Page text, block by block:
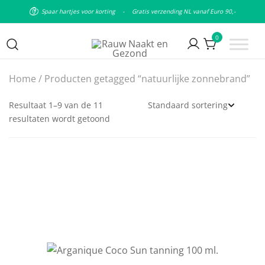
Spaar hartjes voor korting - Gratis verzending NL vanaf Euro 90,-
Rauw Naakt en Gezond
leefstijl
0
Home / Producten getagged “natuurlijke zonnebrand”
Resultaat 1–9 van de 11
resultaten wordt getoond